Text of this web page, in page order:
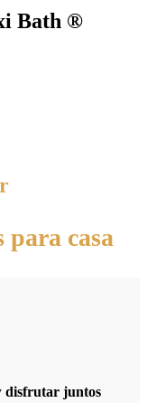
Bath ®
para casa
disfrutar juntos